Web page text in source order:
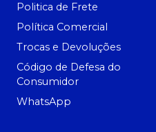
Politica de Frete
Política Comercial
Trocas e Devoluções
Código de Defesa do
Consumidor
WhatsApp